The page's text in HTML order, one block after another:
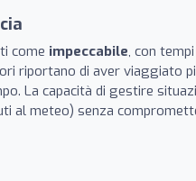
come impeccabile, con
riportano di aver viaggiato
La capacità di gestire
al meteo) senza